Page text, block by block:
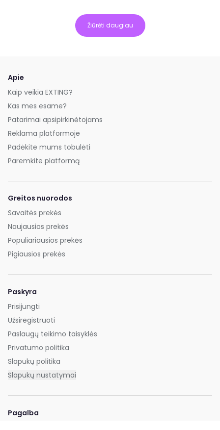
Žiūrėti daugiau
Apie
Kaip veikia EXTING?
Kas mes esame?
Patarimai apsipirkinėtojams
Reklama platformoje
Padėkite mums tobulėti
Paremkite platformą
Greitos nuorodos
Savaitės prekės
Naujausios prekės
Populiariausios prekės
Pigiausios prekės
Paskyra
Prisijungti
Užsiregistruoti
Paslaugų teikimo taisyklės
Privatumo politika
Slapukų politika
Slapukų nustatymai
Pagalba